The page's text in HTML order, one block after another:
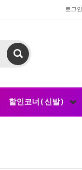
로그인
할인코너(신발)